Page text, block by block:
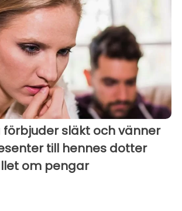
förbjuder släkt och vänner
till hennes dotter
om pengar